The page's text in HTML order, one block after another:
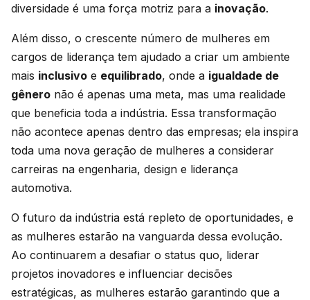
diversidade é uma força motriz para a inovação.
Além disso, o crescente número de mulheres em
cargos de liderança tem ajudado a criar um ambiente
mais inclusivo e equilibrado, onde a igualdade de
gênero não é apenas uma meta, mas uma realidade
que beneficia toda a indústria. Essa transformação
não acontece apenas dentro das empresas; ela inspira
toda uma nova geração de mulheres a considerar
carreiras na engenharia, design e liderança
automotiva.
O futuro da indústria está repleto de oportunidades, e
as mulheres estarão na vanguarda dessa evolução.
Ao continuarem a desafiar o status quo, liderar
projetos inovadores e influenciar decisões
estratégicas, as mulheres estarão garantindo que a